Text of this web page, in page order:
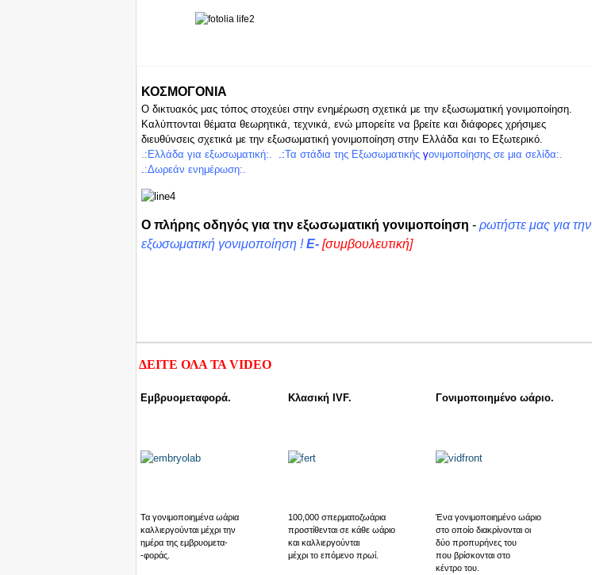
ΚΟΣΜΟΓΟΝΙΑ
Ο δικτυακός μας τόπος στοχεύει στην ενημέρωση σχετικά με την εξωσωματική γονιμοποίηση.
Καλύπτονται θέματα θεωρητικά, τεχνικά, ενώ μπορείτε να βρείτε και διάφορες χρήσιμες
διευθύνσεις σχετικά με την εξωσωματική γονιμοποίηση στην Ελλάδα και το Εξωτερικό.
.:Ελλάδα για εξωσωματική:. .:Τα στάδια της Εξωσωματικής γονιμοποίησης σε μια σελίδα:.
:Δωρεάν ενημέρωση:.
Ο πλήρης οδηγός για την εξωσωματική γονιμοποίηση - ρωτήστε μας για την
εξωσωματική γονιμοποίηση !E- [συμβουλευτική]
ΔΕΙΤΕ ΟΛΑ ΤΑ VIDEO
Εμβρυομεταφορά. Κλασική IVF. Γονιμοποιημένο ωάριο.
Τα γονιμοποιημένα ωάρια
καλλιεργούνται μέχρι την
ημέρα της εμβρυομετα-
-φοράς.
100,000 σπερματοζωάρια
προστίθενται σε κάθε ωάριο
και καλλιεργούνται
μέχρι το επόμενο πρωί.
Ένα γονιμοποιημένο ωάριο
στο οποίο διακρίνονται οι
δύο προπυρήνες του
που βρίσκονται στο
κέντρο του.